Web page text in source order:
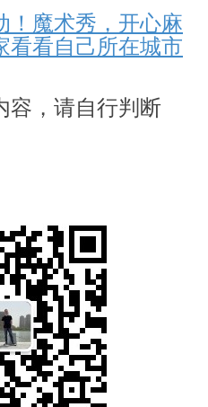
！魔术秀，开心麻
看看自己所在城市
容，请自行判断